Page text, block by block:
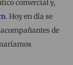
comercial y,
. Hoy en día se
de